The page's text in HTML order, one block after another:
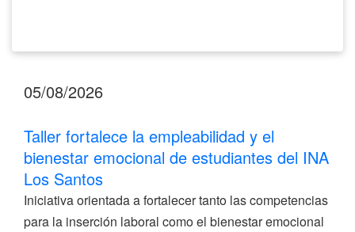
05/08/2026
Taller fortalece la empleabilidad y el
bienestar emocional de estudiantes del INA
Los Santos
Iniciativa orientada a fortalecer tanto las competencias
para la inserción laboral como el bienestar emocional